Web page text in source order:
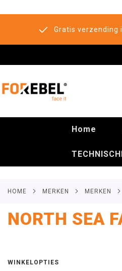
Gratis verzending
Home
HOME MERKEN MERKEN
NORTH SEA
WINKELOPTIES